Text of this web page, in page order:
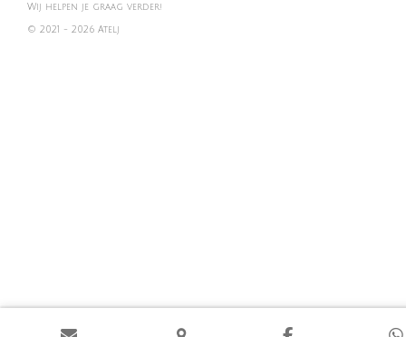
Wij helpen je graag verder!
© 2021 - 2026 Atelj